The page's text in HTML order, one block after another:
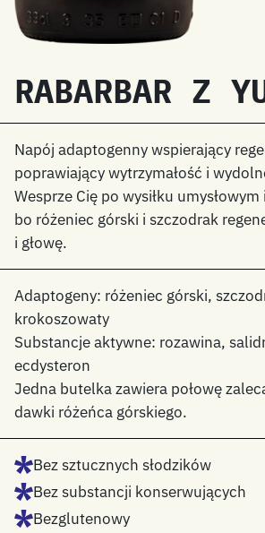
RABARBAR Z
Napój adaptogenny wspierający
poprawiający wytrzymałość i
Wesprze Cię po wysiłku
bo różeniec górski i szczodrak
i głowę.
Adaptogeny: różeniec górski,
krokoszowaty
Substancje aktywne: rozawina,
ecdysteron
Jedna butelka zawiera połowę
dawki różeńca górskiego.
Bez sztucznych słodzików
Bez substancji konserwujących
Bezglutenowy